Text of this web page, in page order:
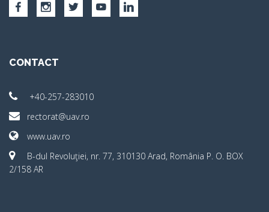
CONTACT
+40-257-283010
rectorat@uav.ro
www.uav.ro
B-dul Revoluţiei, nr. 77, 310130 Arad, România P. O. BOX
2/158 AR